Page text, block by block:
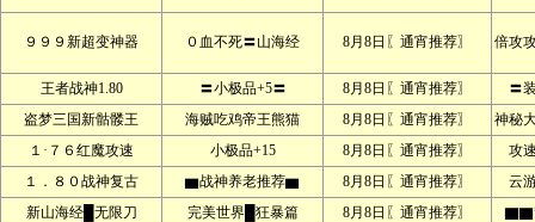
９９９新超变神器 ０血不死〓山海经 8月8日〖通宵推荐〗 倍攻
王者战神1.80 〓小极品+5〓 8月8日〖通宵推荐〗
〓
盗梦三国新骷髅王
海贼吃鸡帝王熊猫 8月8日〖通宵推荐〗
神秘
１·７６红魔攻速
小极品+15 8月8日〖通宵推荐〗
攻
１．８０战神复古
▆战神养老推荐▆ 8月8日〖通宵推荐〗
云
新山海经█无限刀
完美世界█狂暴篇 8月8日〖通宵推荐〗